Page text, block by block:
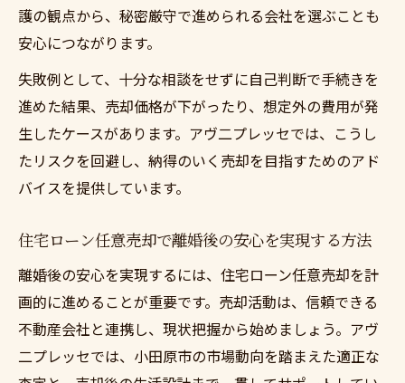
護の観点から、秘密厳守で進められる会社を選ぶことも
安心につながります。
失敗例として、十分な相談をせずに自己判断で手続きを
進めた結果、売却価格が下がったり、想定外の費用が発
生したケースがあります。アヴ二プレッセでは、こうし
たリスクを回避し、納得のいく売却を目指すためのアド
バイスを提供しています。
住宅ローン任意売却で離婚後の安心を実現する方法
離婚後の安心を実現するには、住宅ローン任意売却を計
画的に進めることが重要です。売却活動は、信頼できる
不動産会社と連携し、現状把握から始めましょう。アヴ
二プレッセでは、小田原市の市場動向を踏まえた適正な